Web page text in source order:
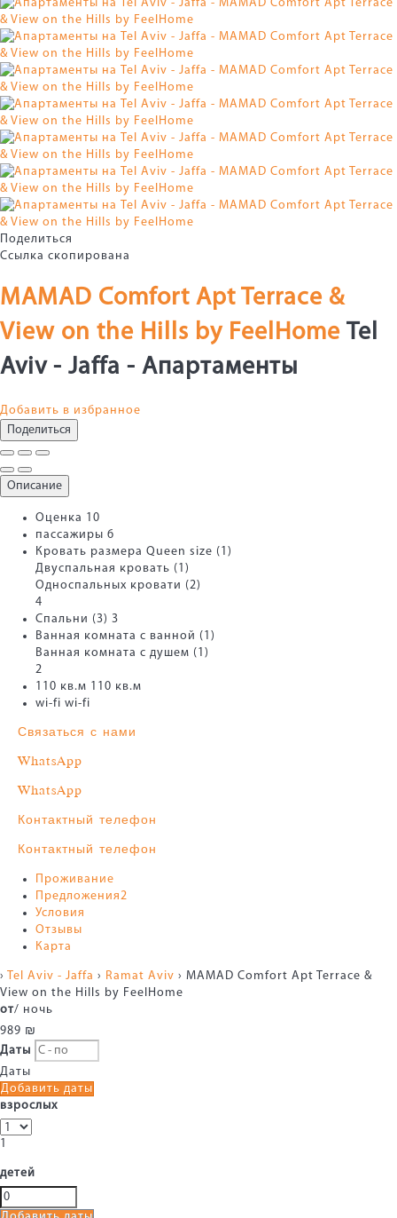
Поделиться
Ссылка скопирована
MAMAD Comfort Apt Terrace &
View on the Hills by FeelHome Tel
Aviv - Jaffa - Апартаменты
Добавить в избранное
Поделиться
Описание
Оценка 10
пассажиры 6
Кровать размера Queen size (1)
Двуспальная кровать (1)
Односпальных кровати (2)
4
Спальни (3) 3
Ванная комната с ванной (1)
Ванная комната с душем (1)
2
110 кв.м 110 кв.м
wi-fi wi-fi
Связаться с нами
WhatsApp
WhatsApp
Контактный телефон
Контактный телефон
Проживание
Предложения2
Условия
Отзывы
Карта
› Tel Aviv - Jaffa › Ramat Aviv › MAMAD Comfort Apt Terrace &
View on the Hills by FeelHome
от/ ночь
989 ₪
Даты
Даты
Добавить даты
взрослых
1
детей